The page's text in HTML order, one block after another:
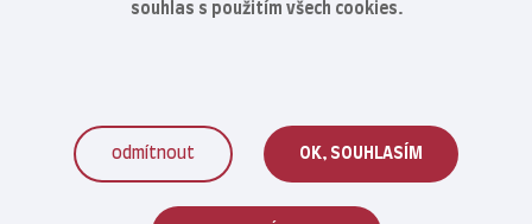
Veterinární centrum s.r.o. © 2021–2026
souhlas s použitím všech cookies.
odmítnout OK, SOUHLASÍM